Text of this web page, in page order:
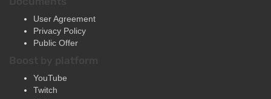
Privacy Policy
Public Offer
Twitch
Kick